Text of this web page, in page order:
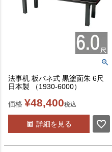
法事机 板バネ式 黒塗面朱 6尺
日本製 （1930-6000）
価格 ¥48,400税込
詳細を見る